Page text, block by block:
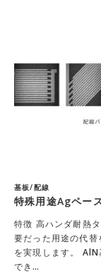
基板/配線
特殊用途Agペー
特徴 高ハンダ耐熱
要だった用途の代
を実現します。
でき…